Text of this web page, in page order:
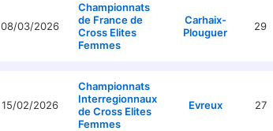
08/03/2026
Championnats
de France de
Cross Elites
Femmes
Carhaix-
Plouguer
29
15/02/2026
Championnats
Interregionnaux
de Cross Elites
Femmes
Evreux 27